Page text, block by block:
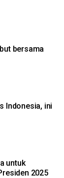
bersama
Indonesia, ini
untuk
2025